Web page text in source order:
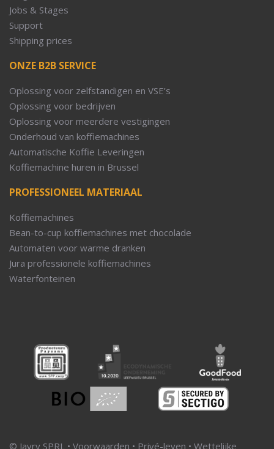
Jobs & Stages
Support
Shipping prices
ONZE B2B SERVICE
Oplossing voor zelfstandigen en VSE’s
Oplossing voor bedrijven
Oplossing voor meerdere vestigingen
Onderhoud van koffiemachines
Automatische Koffie Leveringen
Koffiemachine huren in Brussel
PROFESSIONEEL MATERIAAL
Koffiemachines
Bean-to-cup koffiemachines met chocolade
Automaten voor warme dranken
Jura professionele koffiemachines
Waterfonteinen
© Javry SPRL • Voorwaarden • Privé-leven • Wettelijke